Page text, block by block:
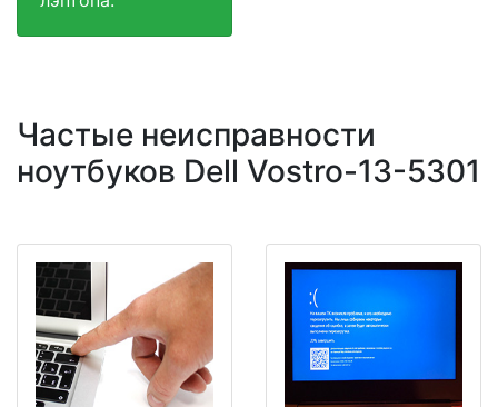
Частые неисправности
ноутбуков Dell Vostro-13-5301